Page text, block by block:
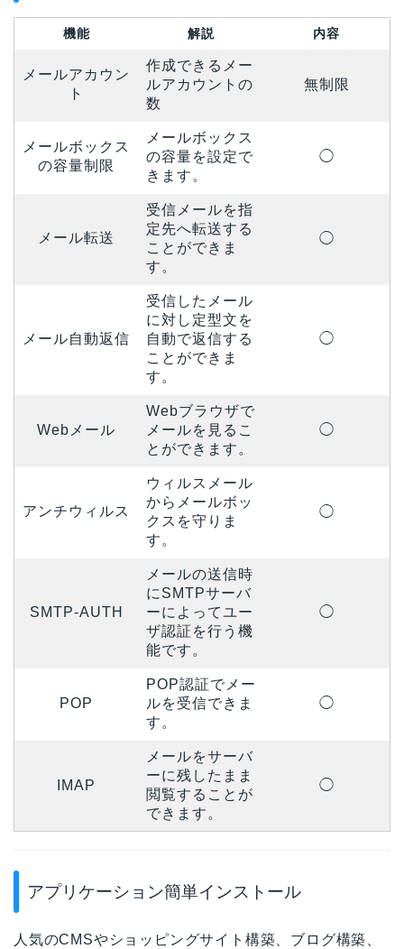
機能 解説 内容
メールアカウン
ト
作成できるメー
ルアカウントの
数
無制限
メールボックス
の容量制限
メールボックス
の容量を設定で
きます。
◯
メール転送
受信メールを指
定先へ転送する
ことができま
す。
◯
メール自動返信
受信したメール
に対し定型文を
自動で返信する
ことができま
す。
◯
Webメール
Webブラウザで
メールを見るこ
とができます。
◯
アンチウィルス
ウィルスメール
からメールボッ
クスを守りま
す。
◯
SMTP-AUTH
メールの送信時
にSMTPサーバ
ーによってユー
ザ認証を行う機
能です。
◯
POP
POP認証でメー
ルを受信できま
す。
◯
IMAP
メールをサーバ
ーに残したまま
閲覧することが
できます。
◯
アプリケーション簡単インストール
人気のCMSやショッピングサイト構築、ブログ構築、